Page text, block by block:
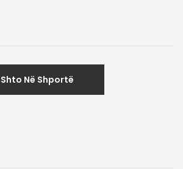
Shto Në Shportë